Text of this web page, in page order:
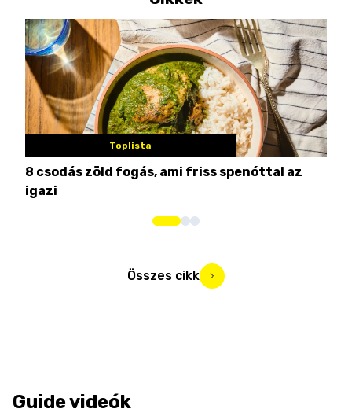
Toplista
8 csodás zöld fogás, ami friss spenóttal az
igazi
Összes cikk
Guide videók